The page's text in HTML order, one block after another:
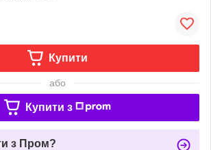
Купити
або
Купити з
з Пром?